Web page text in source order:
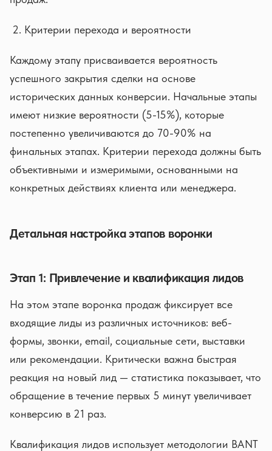
Критерии перехода и вероятности
Каждому этапу присваивается вероятность
успешного закрытия сделки на основе
исторических данных конверсии. Начальные этапы
имеют низкие вероятности (5-15%), которые
постепенно увеличиваются до 70-90% на
финальных этапах. Критерии перехода должны быть
объективными и измеримыми, основанными на
конкретных действиях клиента или менеджера.
Детальная настройка этапов воронки
Этап 1: Привлечение и квалификация лидов
На этом этапе воронка продаж фиксирует все
входящие лиды из различных источников: веб-
формы, звонки, email, социальные сети, выставки
или рекомендации. Критически важна быстрая
реакция на новый лид — статистика показывает, что
обращение в течение первых 5 минут увеличивает
конверсию в 21 раз.
Квалификация лидов использует методологии BANT